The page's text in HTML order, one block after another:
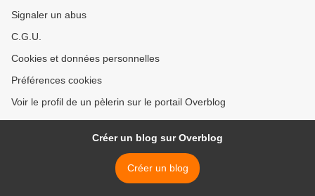
Signaler un abus
C.G.U.
Cookies et données personnelles
Préférences cookies
Voir le profil de un pèlerin sur le portail Overblog
Créer un blog sur Overblog
Créer un blog